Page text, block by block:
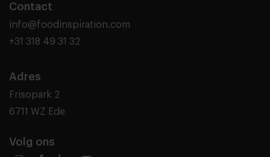
Contact
info@foodinspiration.com
+31 318 49 31 32
Adres
Frisopark 2
6711 WZ Ede
Volg ons